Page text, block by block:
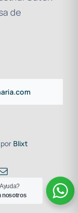
de
Blixt
nosotros